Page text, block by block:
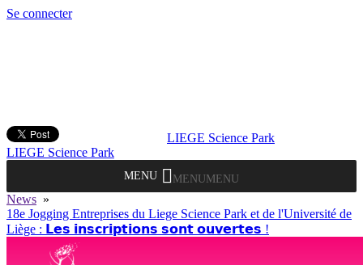
Se connecter
LIEGE Science Park
LIEGE Science Park
MENU MENU
News »
18e Jogging Entreprises du Liege Science Park et de l'Université de
Liège : 𝗟𝗲𝘀 𝗶𝗻𝘀𝗰𝗿𝗶𝗽𝘁𝗶𝗼𝗻𝘀 𝘀𝗼𝗻𝘁 𝗼𝘂𝘃𝗲𝗿𝘁𝗲𝘀 !